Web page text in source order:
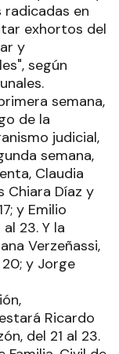
en
exhortos del
y
según
semana,
de la
judicial,
semana,
Claudia
Chiara Díaz y
y Emilio
23. Y la
Verzeñassi,
20; y Jorge
Ricardo
del 21 al 23.